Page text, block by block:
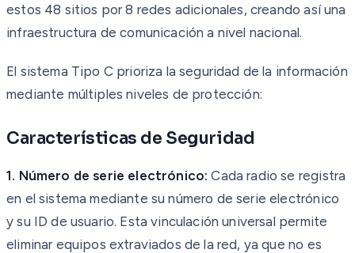
estos 48 sitios por 8 redes adicionales, creando así una
infraestructura de comunicación a nivel nacional.
El sistema Tipo C prioriza la seguridad de la información
mediante múltiples niveles de protección:
Características de Seguridad
1. Número de serie electrónico: Cada radio se registra
en el sistema mediante su número de serie electrónico
y su ID de usuario. Esta vinculación universal permite
eliminar equipos extraviados de la red, ya que no es